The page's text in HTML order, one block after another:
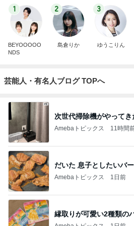
1
BEYOOOOO
NDS
2
島倉りか
3
ゆうこりん
芸能人・有名人ブログ TOPへ
次世代掃除機がやってき
Amebaトピックス 11時間
だいた 息子としたいバ
Amebaトピックス 1日前
縁取りが可愛い2種類の